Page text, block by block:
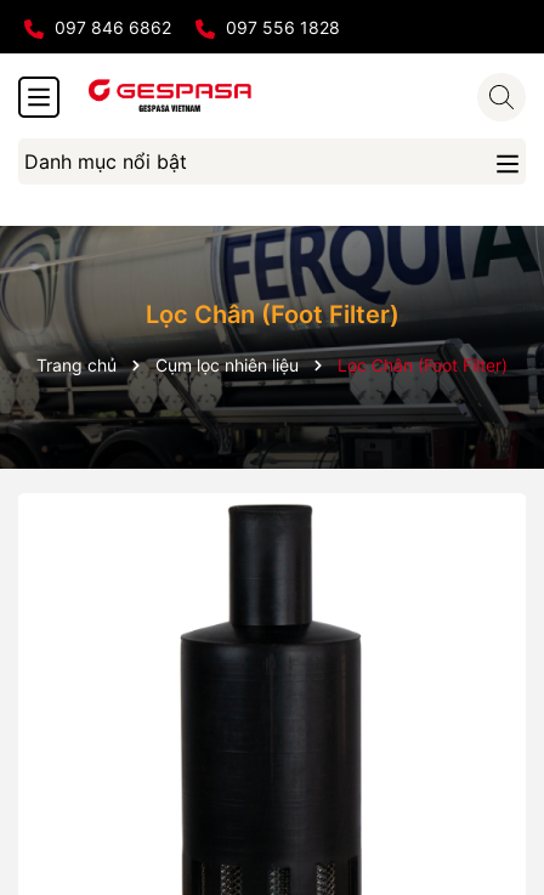
097 846 6862 097 556 1828
Danh mục nổi bật
Lọc Chân (Foot Filter)
Trang chủ Cụm lọc nhiên liệu Lọc Chân (Foot Filter)